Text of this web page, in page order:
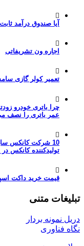
آیا صندوق درآمد
اجاره ون تشریفاتی
تعمیر کولر گازی
عمر باتری را نصف
10 شرکت کانکس
تولیدکننده کانکس در
قیمت خرید داکت
تبلیغات متنی
دریل نمونه بردار
نگاه فناوری